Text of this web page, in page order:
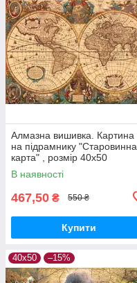
Алмазна вишивка. Картина
на підрамнику "Старовинна
карта" , розмір 40х50
В наявності
467,50 ₴ 550 ₴
Купити
40х50 –15%